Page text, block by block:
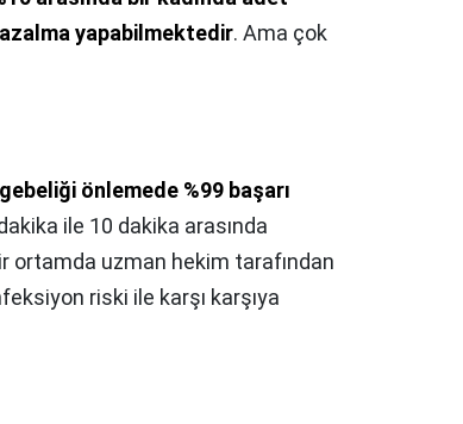
yapabilmektedir. Ama çok
gebeliği önlemede %99 başarı
ile 10 dakika arasında
ortamda uzman hekim tarafından
riski ile karşı karşıya